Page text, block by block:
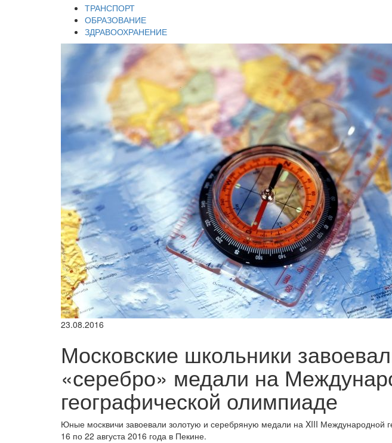
ТРАНСПОРТ
ОБРАЗОВАНИЕ
ЗДРАВООХРАНЕНИЕ
23.08.2016
Московские школьники
«серебро» медали на
географической олимпиаде
Юные москвичи завоевали золотую и серебряную медали на XIII Международной
16 по 22 августа 2016 года в Пекине.